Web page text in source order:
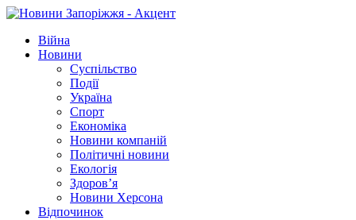
Війна
Новини
Суспільство
Події
Україна
Спорт
Економіка
Новини компаній
Політичні новини
Екологія
Здоров’я
Новини Херсона
Відпочинок